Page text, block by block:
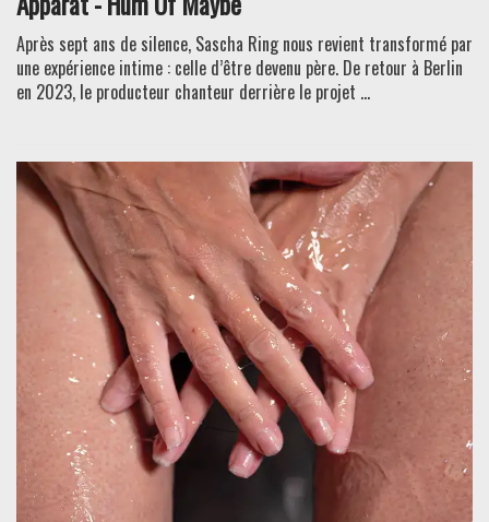
Après sept ans de silence, Sascha Ring nous revient transformé par
une expérience intime : celle d’être devenu père. De retour à Berlin
en 2023, le producteur chanteur derrière le projet ...